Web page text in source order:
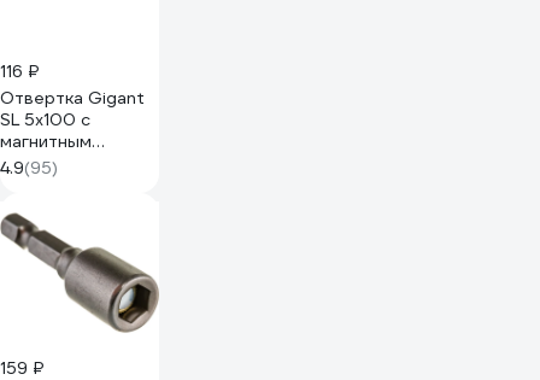
116 ₽
Отвертка Gigant
SL 5x100 с
магнитным
наконечником GS
SL5100
4.9(95)
159 ₽